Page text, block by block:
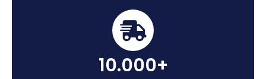
10.000+